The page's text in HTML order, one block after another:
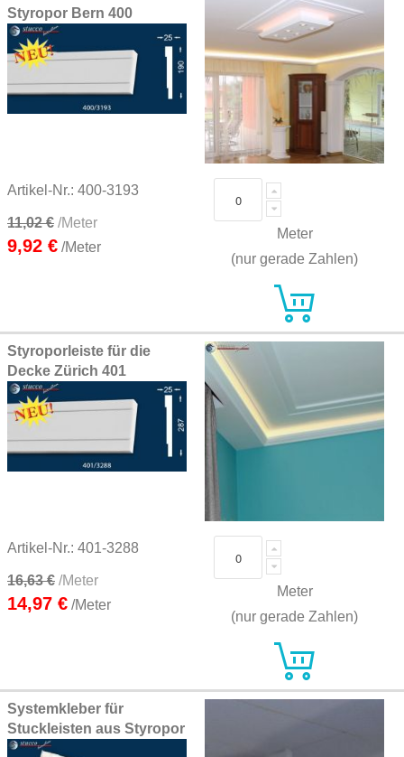
Styropor Bern 400
Artikel-Nr.: 400-3193
11,02 € /Meter
9,92 € /Meter
Meter
(nur gerade Zahlen)
Styroporleiste für die
Decke Zürich 401
Artikel-Nr.: 401-3288
16,63 € /Meter
14,97 € /Meter
Meter
(nur gerade Zahlen)
Systemkleber für
Stuckleisten aus Styropor